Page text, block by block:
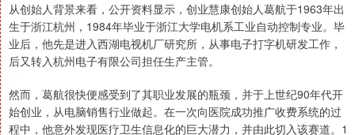
从创始人背景来看，公开资料显示，创业慧康创始人葛航于1963年出
生于浙江杭州，1984年毕业于浙江大学电机系工业自动控制专业。毕
业后，他先是进入西湖电视机厂研究所，从事电子打字机研发工作，
后又转入杭州电子有限公司担任生产主管。
然而，葛航很快便感受到了其职业发展的瓶颈，并于上世纪90年代开
始创业，从电脑销售行业做起。在一次向医院成功推广收费系统的过
程中，他意外发现医疗卫生信息化的巨大潜力，并由此切入该赛道。1